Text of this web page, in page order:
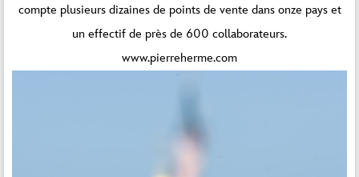
compte plusieurs dizaines de points de vente dans onze pays et
un effectif de près de 600 collaborateurs.
www.pierreherme.com